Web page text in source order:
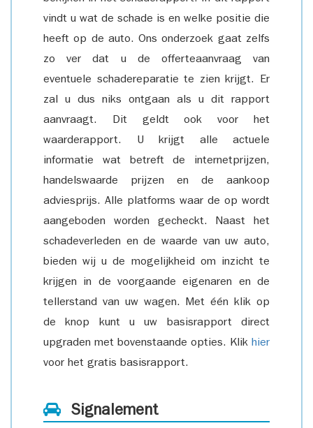
vindt u wat de schade is en welke positie die
heeft op de auto. Ons onderzoek gaat zelfs
zo ver dat u de offerteaanvraag van
eventuele schadereparatie te zien krijgt. Er
zal u dus niks ontgaan als u dit rapport
aanvraagt. Dit geldt ook voor het
waarderapport. U krijgt alle actuele
informatie wat betreft de internetprijzen,
handelswaarde prijzen en de aankoop
adviesprijs. Alle platforms waar de op wordt
aangeboden worden gecheckt. Naast het
schadeverleden en de waarde van uw auto,
bieden wij u de mogelijkheid om inzicht te
krijgen in de voorgaande eigenaren en de
tellerstand van uw wagen. Met één klik op
de knop kunt u uw basisrapport direct
upgraden met bovenstaande opties. Klik hier
voor het gratis basisrapport.
Signalement